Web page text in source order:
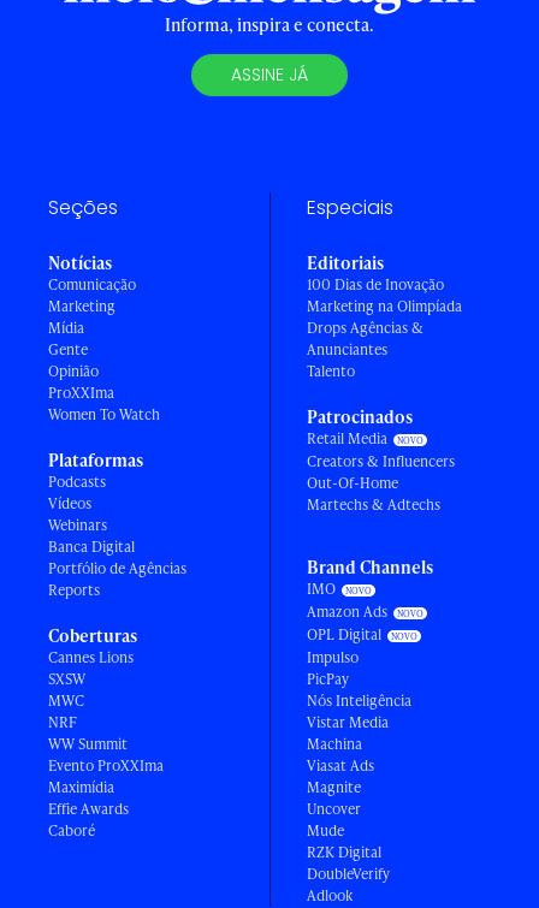
Informa, inspira e conecta.
ASSINE JÁ
Seções
Notícias
Comunicação
Marketing
Mídia
Gente
Opinião
ProXXIma
Women To Watch
Plataformas
Podcasts
Vídeos
Webinars
Banca Digital
Portfólio de Agências
Reports
Coberturas
Cannes Lions
SXSW
MWC
NRF
WW Summit
Evento ProXXIma
Maximídia
Effie Awards
Caboré
Especiais
Editoriais
100 Dias de Inovação
Marketing na Olimpíada
Drops Agências &
Anunciantes
Talento
Patrocinados
Retail Media
Creators & Influencers
Out-Of-Home
Martechs & Adtechs
Brand Channels
IMO
Amazon Ads
OPL Digital
Impulso
PicPay
Nós Inteligência
Vistar Media
Machina
Viasat Ads
Magnite
Uncover
Mude
RZK Digital
DoubleVerify
Adlook